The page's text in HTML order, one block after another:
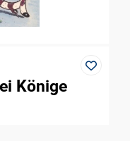
Könige